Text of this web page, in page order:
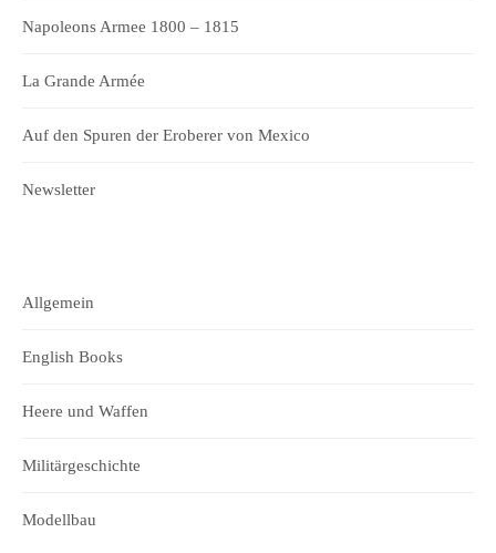
Napoleons Armee 1800 – 1815
La Grande Armée
Auf den Spuren der Eroberer von Mexico
Newsletter
Allgemein
English Books
Heere und Waffen
Militärgeschichte
Modellbau